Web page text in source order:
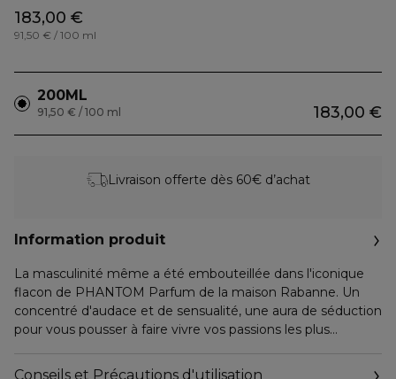
183,00 €
91,50 € / 100 ml
200ML
183,00 €
91,50 € / 100 ml
Livraison offerte dès 60€ d’achat
Information produit
La masculinité même a été embouteillée dans l'iconique
flacon de PHANTOM Parfum de la maison Rabanne. Un
concentré d'audace et de sensualité, une aura de séduction
pour vous pousser à faire vivre vos passions les plus
Conseils et Précautions d'utilisation